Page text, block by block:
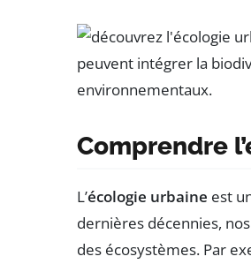
Comprendre
L’écologie urbaine est
dernières décennies,
des écosystèmes. Par